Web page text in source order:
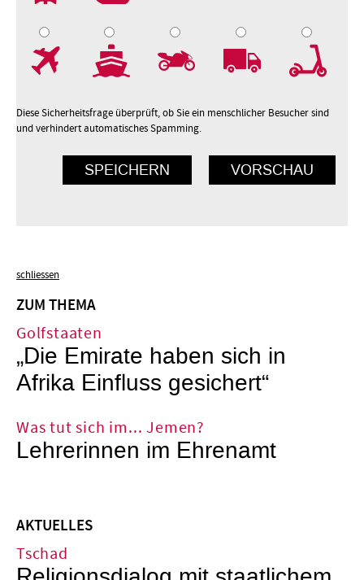
Diese Sicherheitsfrage überprüft, ob Sie ein menschlicher Besucher sind
und verhindert automatisches Spamming.
schliessen
ZUM THEMA
Golfstaaten
„Die Emirate haben sich in
Afrika Einfluss gesichert“
Was tut sich im... Jemen?
Lehrerinnen im Ehrenamt
AKTUELLES
Tschad